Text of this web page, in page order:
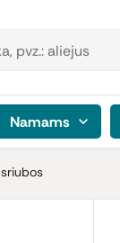
Namams